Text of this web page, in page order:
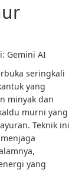
Gemini AI
seringkali
yang
minyak dan
murni yang
Teknik ini
yang